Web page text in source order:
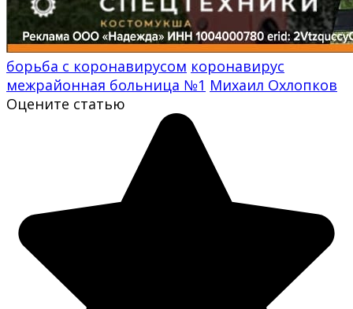
борьба с коронавирусом коронавирус
межрайонная больница №1 Михаил Охлопков
Оцените статью